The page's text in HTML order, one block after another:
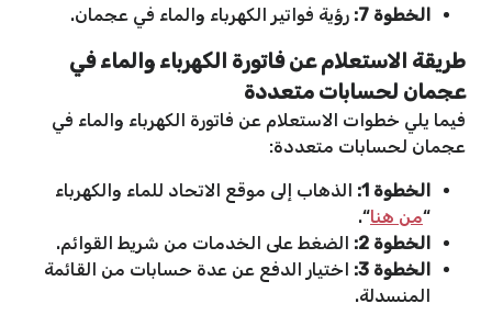
الخطوة 7:
رؤية فواتير الكهرباء والماء في عجمان.
طريقة الاستعلام عن فاتورة الكهرباء والماء في
عجمان لحسابات متعددة
فيما يلي خطوات الاستعلام عن فاتورة الكهرباء والماء في
عجمان لحسابات متعددة:
الخطوة 1:
الذهاب إلى موقع الاتحاد للماء والكهرباء
“من هنا“.
الخطوة 2:
الضغط على الخدمات من شريط القوائم.
الخطوة 3:
اختيار الدفع عن عدة حسابات من القائمة
المنسدلة.